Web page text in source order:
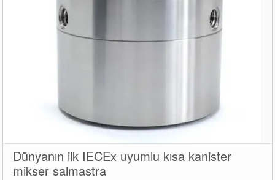
Dünyanın ilk IECEx uyumlu kısa kanister
mikser salmastra